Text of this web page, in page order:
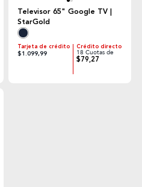
Televisor 65" Google TV |
StarGold
Tarjeta de crédito
$1.099,99
Crédito directo
18 Cuotas de
$79,27